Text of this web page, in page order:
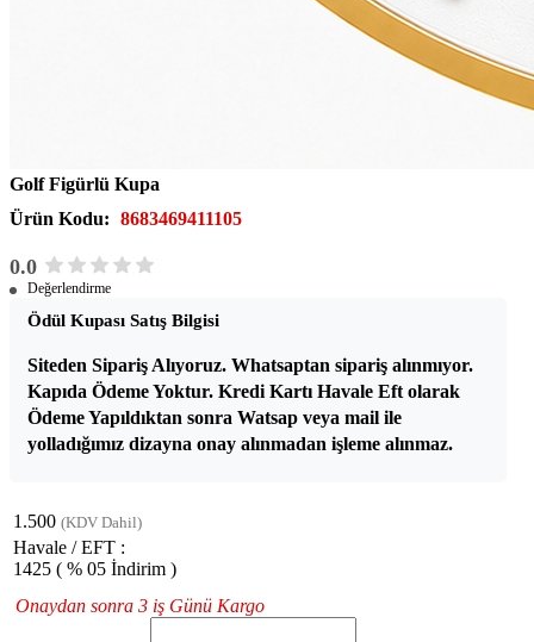
Golf Figürlü Kupa
Ürün Kodu: 8683469411105
0.0
Değerlendirme
Ödül Kupası Satış Bilgisi
Siteden Sipariş Alıyoruz. Whatsaptan sipariş alınmıyor.
Kapıda Ödeme Yoktur. Kredi Kartı Havale Eft olarak
Ödeme Yapıldıktan sonra Watsap veya mail ile
yolladığımız dizayna onay alınmadan işleme alınmaz.
1.500 (KDV Dahil)
Havale / EFT :
1425 ( % 05 İndirim )
Onaydan sonra 3 iş Günü Kargo